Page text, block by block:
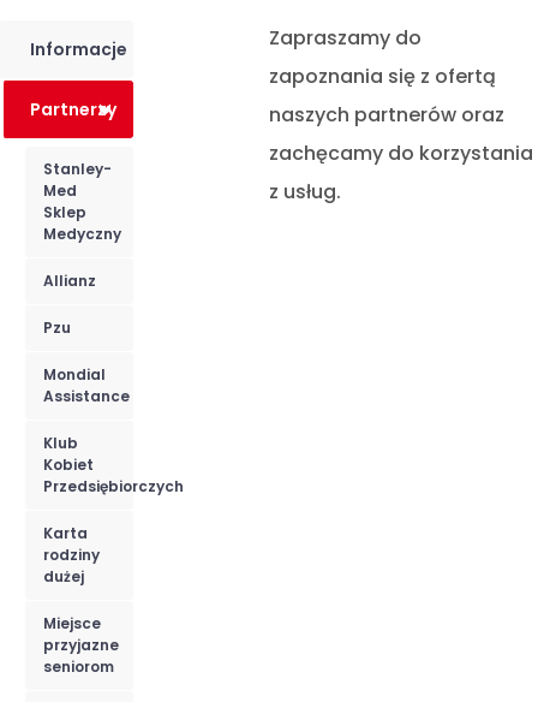
Informacje
<
Partnerzy
Stanley-
Med
Sklep
Medyczny
Allianz
Pzu
Mondial
Assistance
Klub
Kobiet
Przedsiębiorczych
Karta
rodziny
dużej
Miejsce
przyjazne
seniorom
Zapraszamy do
zapoznania się z ofertą
naszych partnerów oraz
zachęcamy do korzystania
z usług.